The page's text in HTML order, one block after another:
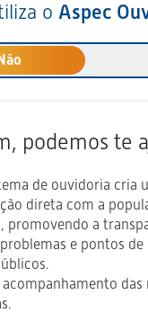
o Aspec
podemos te
de ouvidoria cria
direta com a
promovendo a
e pontos de
das